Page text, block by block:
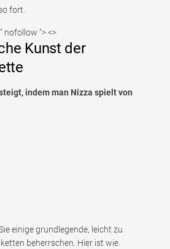
fort.
nofollow "> <>
Kunst der
indem man Nizza spielt von
einige grundlegende, leicht zu
beherrschen. Hier ist wie.